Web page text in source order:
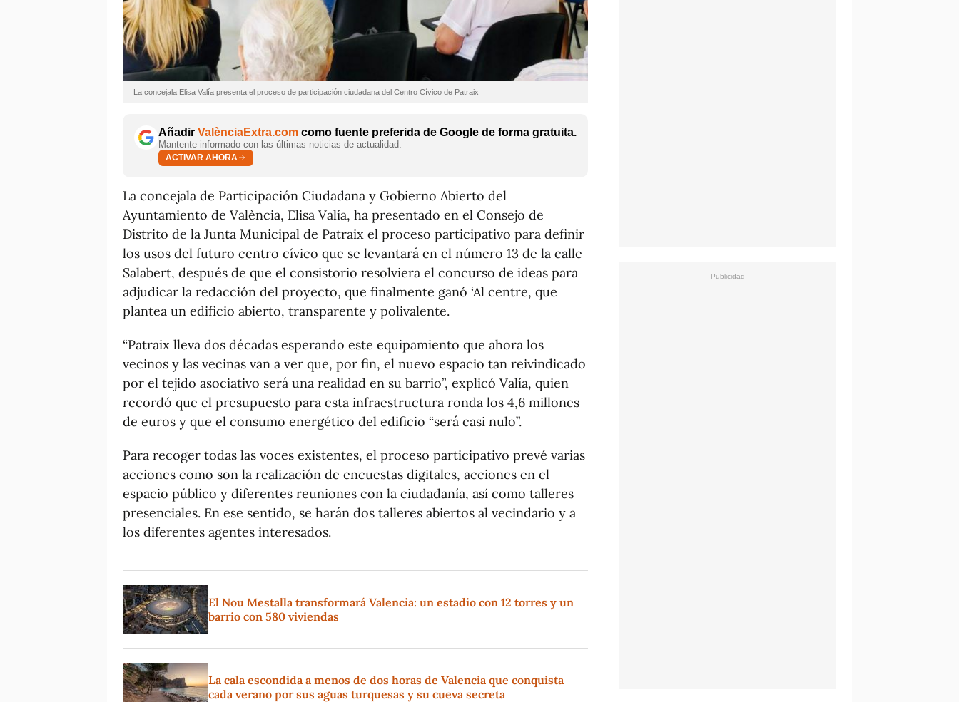
La concejala Elisa Valía presenta el proceso de participación ciudadana del Centro Cívico de Patraix
Añadir ValènciaExtra.com como fuente preferida de Google de forma gratuita.
Mantente informado con las últimas noticias de actualidad.
ACTIVAR AHORA
La concejala de Participación Ciudadana y Gobierno Abierto del
Ayuntamiento de València, Elisa Valía, ha presentado en el Consejo de
Distrito de la Junta Municipal de Patraix el proceso participativo para definir
los usos del futuro centro cívico que se levantará en el número 13 de la calle
Salabert, después de que el consistorio resolviera el concurso de ideas para
adjudicar la redacción del proyecto, que finalmente ganó ‘Al centre, que
plantea un edificio abierto, transparente y polivalente.
“Patraix lleva dos décadas esperando este equipamiento que ahora los
vecinos y las vecinas van a ver que, por fin, el nuevo espacio tan reivindicado
por el tejido asociativo será una realidad en su barrio”, explicó Valía, quien
recordó que el presupuesto para esta infraestructura ronda los 4,6 millones
de euros y que el consumo energético del edificio “será casi nulo”.
Para recoger todas las voces existentes, el proceso participativo prevé varias
acciones como son la realización de encuestas digitales, acciones en el
espacio público y diferentes reuniones con la ciudadanía, así como talleres
presenciales. En ese sentido, se harán dos talleres abiertos al vecindario y a
los diferentes agentes interesados.
El Nou Mestalla transformará Valencia: un estadio con 12 torres y un
barrio con 580 viviendas
La cala escondida a menos de dos horas de Valencia que conquista
cada verano por sus aguas turquesas y su cueva secreta